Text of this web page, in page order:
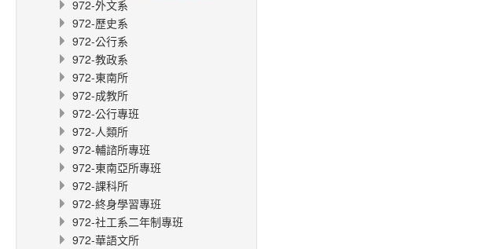
972-外文系
972-歷史系
972-公行系
972-教政系
972-東南所
972-成教所
972-公行專班
972-人類所
972-輔諮所專班
972-東南亞所專班
972-課科所
972-終身學習專班
972-社工系二年制專班
972-華語文所